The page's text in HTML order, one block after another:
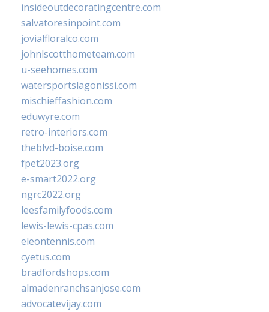
insideoutdecoratingcentre.com
salvatoresinpoint.com
jovialfloralco.com
johnlscotthometeam.com
u-seehomes.com
watersportslagonissi.com
mischieffashion.com
eduwyre.com
retro-interiors.com
theblvd-boise.com
fpet2023.org
e-smart2022.org
ngrc2022.org
leesfamilyfoods.com
lewis-lewis-cpas.com
eleontennis.com
cyetus.com
bradfordshops.com
almadenranchsanjose.com
advocatevijay.com